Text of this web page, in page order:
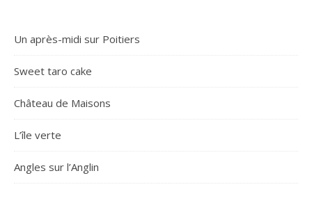
Un après-midi sur Poitiers
Sweet taro cake
Château de Maisons
L’île verte
Angles sur l’Anglin